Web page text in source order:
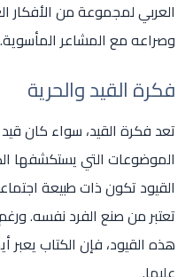
العربي لمجموعة من الأفكار
وصراعه مع المشاعر
فكرة القيد والحرية
تعد فكرة القيد، سواء كان
الموضوعات التي يستكشفها
القيود تكون ذات طبيعة
تعتبر من صنع الفرد نفسه.
هذه القيود، فإن الكتاب يعبر